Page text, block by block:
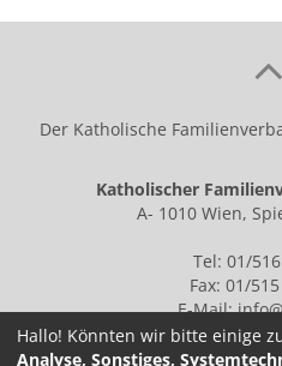
Der Katholische
Katholischer
A- 1010 Wien,
Tel: 01/
Fax: 01/
E-Mail:
Hallo! Könnten wir bitte einige
Analyse, Sonstiges,